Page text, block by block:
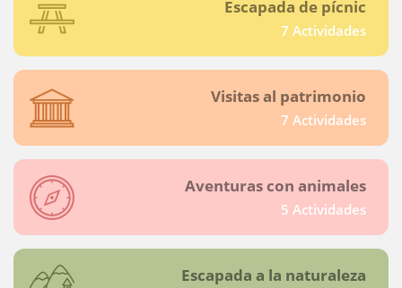
Escapada de pícnic
7 Actividades
Visitas al patrimonio
7 Actividades
Aventuras con animales
5 Actividades
Escapada a la naturaleza